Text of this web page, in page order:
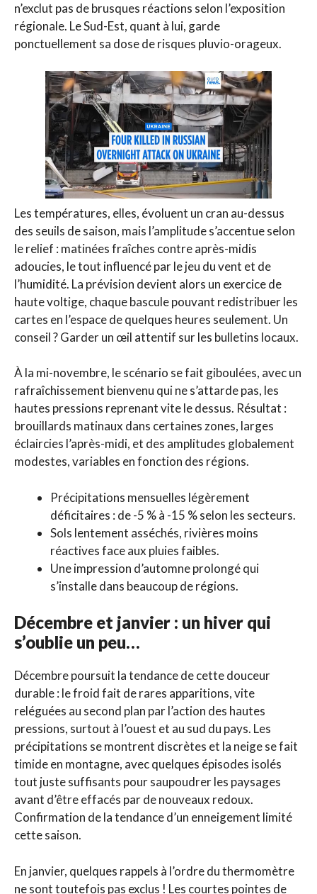
n’exclut pas de brusques réactions selon l’exposition
régionale. Le Sud-Est, quant à lui, garde
ponctuellement sa dose de risques pluvio-orageux.
Les températures, elles, évoluent un cran au-dessus
des seuils de saison, mais l’amplitude s’accentue selon
le relief : matinées fraîches contre après-midis
adoucies, le tout influencé par le jeu du vent et de
l’humidité. La prévision devient alors un exercice de
haute voltige, chaque bascule pouvant redistribuer les
cartes en l’espace de quelques heures seulement. Un
conseil ? Garder un œil attentif sur les bulletins locaux.
À la mi-novembre, le scénario se fait giboulées, avec un
rafraîchissement bienvenu qui ne s’attarde pas, les
hautes pressions reprenant vite le dessus. Résultat :
brouillards matinaux dans certaines zones, larges
éclaircies l’après-midi, et des amplitudes globalement
modestes, variables en fonction des régions.
Précipitations mensuelles légèrement
déficitaires : de -5 % à -15 % selon les secteurs.
Sols lentement asséchés, rivières moins
réactives face aux pluies faibles.
Une impression d’automne prolongé qui
s’installe dans beaucoup de régions.
Décembre et janvier : un hiver qui
s’oublie un peu…
Décembre poursuit la tendance de cette douceur
durable : le froid fait de rares apparitions, vite
reléguées au second plan par l’action des hautes
pressions, surtout à l’ouest et au sud du pays. Les
précipitations se montrent discrètes et la neige se fait
timide en montagne, avec quelques épisodes isolés
tout juste suffisants pour saupoudrer les paysages
avant d’être effacés par de nouveaux redoux.
Confirmation de la tendance d’un enneigement limité
cette saison.
En janvier, quelques rappels à l’ordre du thermomètre
ne sont toutefois pas exclus ! Les courtes pointes de